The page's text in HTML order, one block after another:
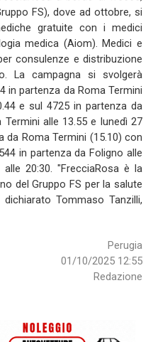
FS), dove ad ottobre, si
gratuite con i medici
medica (Aiom). Medici e
consulenze e distribuzione
La campagna si svolgerà
in partenza da Roma Termini
e sul 4725 in partenza da
alle 13.55 e lunedì 27
Roma Termini (15.10) con
in partenza da Foligno alle
20:30. "FrecciaRosa è la
del Gruppo FS per la salute
Tommaso Tanzilli,
Perugia
01/10/2025 12:55
Redazione